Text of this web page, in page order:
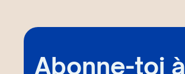
Abonne-toi à